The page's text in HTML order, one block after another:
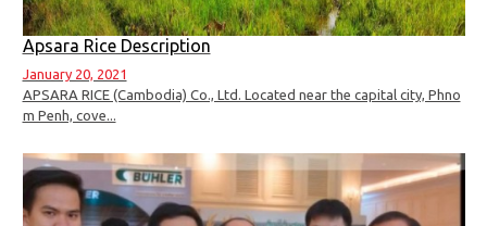
Apsara Rice Description
January 20, 2021
APSARA RICE (Cambodia) Co., Ltd. Located near the capital city, Phno
m Penh, cove...